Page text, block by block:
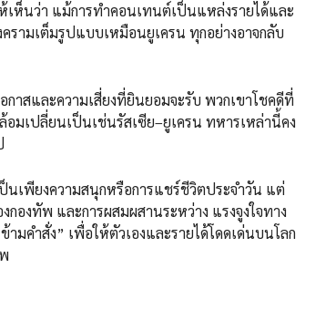
ห็นว่า แม้การทำคอนเทนต์เป็นแหล่งรายได้และ
ามเต็มรูปแบบเหมือนยูเครน ทุกอย่างอาจกลับ
สและความเสี่ยงที่ยินยอมจะรับ พวกเขาโชคดีที่
เปลี่ยนเป็นเช่นรัสเซีย–ยูเครน ทหารเหล่านี้คง
เพียงความสนุกหรือการแชร์ชีวิตประจำวัน แต่
กองทัพ และการผสมผสานระหว่าง แรงจูงใจทาง
คำสั่ง” เพื่อให้ตัวเองและรายได้โดดเด่นบนโลก